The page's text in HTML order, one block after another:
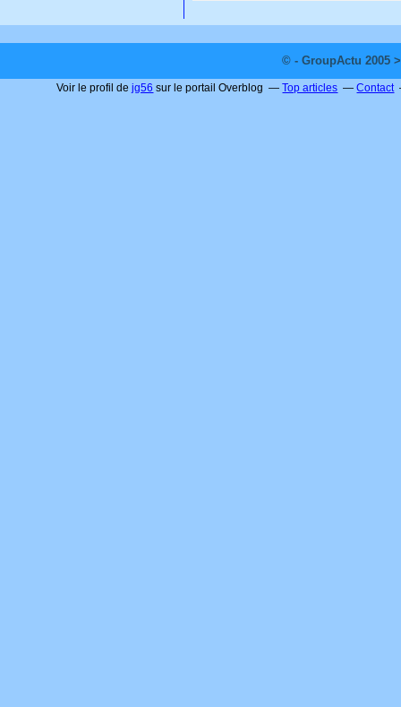
© - GroupActu 2005
Voir le profil dejg56 sur le portail Overblog Top articles Contact